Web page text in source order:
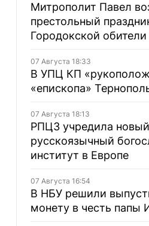
Митрополит Павел
престольный
Городокской обители
07 Августа 18:33
В УПЦ КП
«епископа»
07 Августа 18:13
РПЦЗ учредила новый
русскоязычный
институт в Европе
07 Августа 16:54
В НБУ решили
монету в честь папы